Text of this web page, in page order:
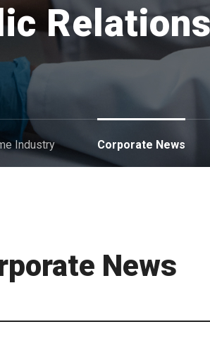
Industry Corporate News
News